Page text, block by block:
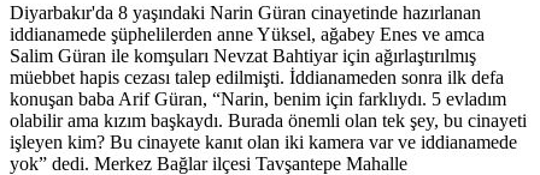
Diyarbakır'da 8 yaşındaki Narin Güran cinayetinde hazırlanan
iddianamede şüphelilerden anne Yüksel, ağabey Enes ve amca
Salim Güran ile komşuları Nevzat Bahtiyar için ağırlaştırılmış
müebbet hapis cezası talep edilmişti. İddianameden sonra ilk defa
konuşan baba Arif Güran, “Narin, benim için farklıydı. 5 evladım
olabilir ama kızım başkaydı. Burada önemli olan tek şey, bu cinayeti
işleyen kim? Bu cinayete kanıt olan iki kamera var ve iddianamede
yok” dedi. Merkez Bağlar ilçesi Tavşantepe Mahalle